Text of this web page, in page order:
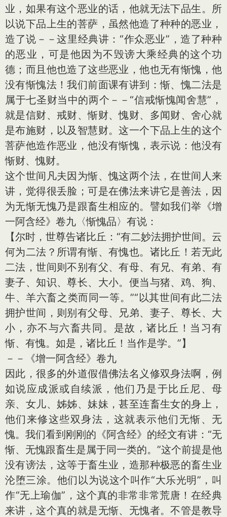
业，如果有这个恶业的话，他就无法下品生。所
以说下品上生的菩萨，虽然他造了种种的恶业，
造了说－－这里经典讲：“作众恶业”，造了种种
的恶业，可是他因为不毁谤大乘经典的这个功
德；而且他也造了这些恶业，他也无有惭愧，他
没有惭愧法！我们前面课有讲到：惭、愧二法是
属于七圣财当中的两个－－“信戒惭愧闻舍慧”，
就是信财、戒财、惭财、愧财、多闻财、舍心就
是布施财，以及智慧财。这一个下品上生的这个
菩萨他造作恶业，他没有惭愧，表示说：他没有
惭财、愧财。
这个世间凡夫因为惭、愧这两个法，在世间人来
讲，觉得很丢脸；可是在佛法来讲它是善法，因
为无惭无愧乃是跟畜生相应的。譬如我们举《增
一阿含经》卷九〈惭愧品〉有说：
【尔时，世尊告诸比丘：“有二妙法拥护世间。云
何为二法？所谓有惭、有愧也。诸比丘！若无此
二法，世间则不别有父、有母、有兄、有弟、有
妻子、知识、尊长、大小。便当与猪、鸡、狗、
牛、羊六畜之类而同一等。”“以其世间有此二法
拥护世间，则别有父母、兄弟、妻子、尊长、大
小，亦不与六畜共同。是故，诸比丘！当习有
惭、有愧。如是，诸比丘！当作是学。”】
－－《增一阿含经》卷九
因此，很多的外道假借佛法名义修双身法啊，例
如说应成派或自续派，他们乃是于比丘尼、母
亲、女儿、姊姊、妹妹，甚至连畜生女的身上，
他们来修这些双身法，这就表示他们无惭、无
愧。我们看到刚刚的《阿含经》的经文有讲：“无
惭、无愧跟畜生是属于同一类的。”这个前提是他
没有谤法，这等于畜生业，造那种极恶的畜生业
沦堕三涂。他们以为说这个叫作“大乐光明”，叫
作“无上瑜伽”，这个真的非常非常荒唐！在经典
来讲，这个真的就是无惭、无愧者。不管是教导